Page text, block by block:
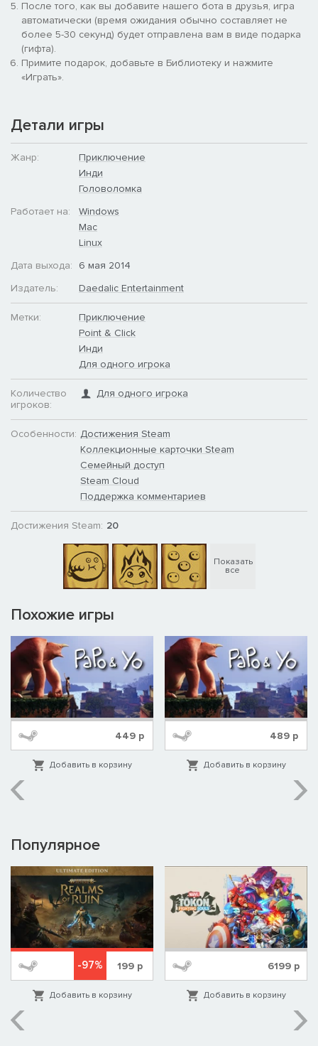
После того, как вы добавите нашего бота в друзья, игра
автоматически (время ожидания обычно составляет не
более 5-30 секунд) будет отправлена вам в виде подарка
(гифта).
Примите подарок, добавьте в Библиотеку и нажмите
«Играть».
Детали игры
Жанр:
Приключение
Инди
Головоломка
Работает на:
Windows
Mac
Linux
Дата выхода:
6 мая 2014
Издатель:
Daedalic Entertainment
Метки:
Приключение
Point & Click
Инди
Для одного игрока
Количество
игроков:
Для одного игрока
Особенности: Достижения Steam
Коллекционные карточки Steam
Семейный доступ
Steam Cloud
Поддержка комментариев
Достижения Steam: 20
Показать
все
Похожие игры
449 р
Добавить в корзину
489р
Добавить в корзину
Популярное
-97% 199р
Добавить в корзину
6199 р
Добавить в корзину